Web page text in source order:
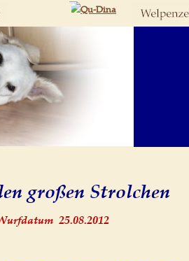
großen Strolchen
25.08.2012